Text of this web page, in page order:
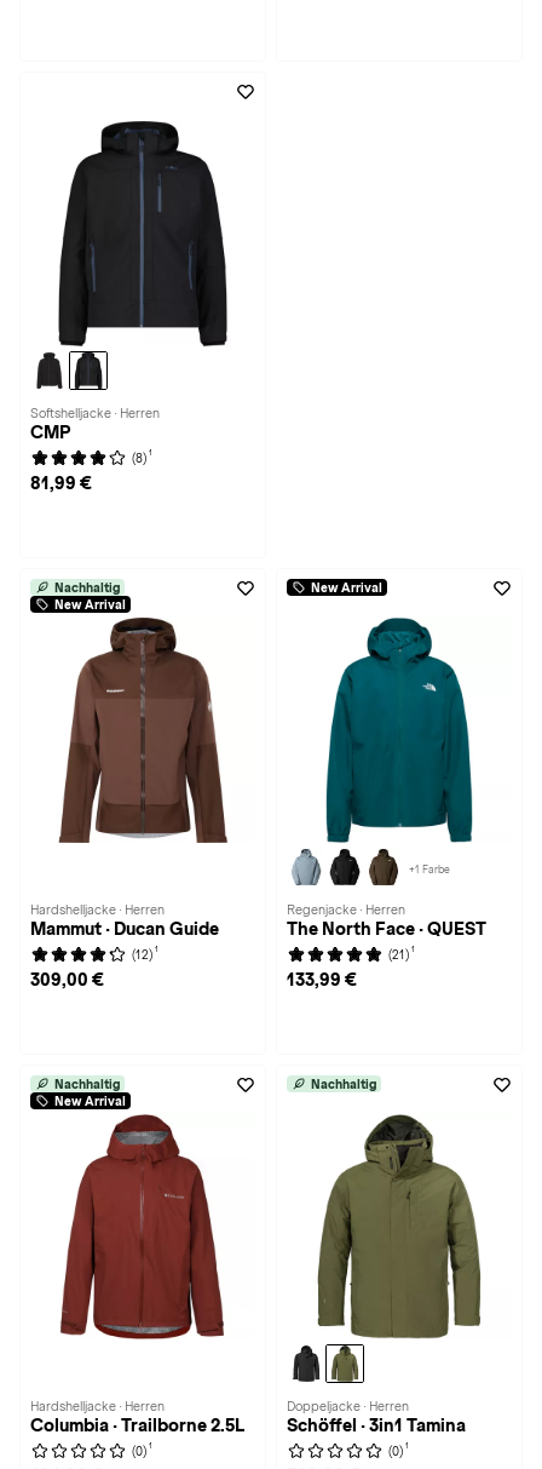
Softshelljacke · Herren
CMP
(8) 1
81,99 €
Nachhaltig
New Arrival
Hardshelljacke · Herren
Mammut · Ducan Guide
(12) 1
309,00 €
New Arrival
+1 Farbe
Regenjacke · Herren
The North Face · QUEST
(21) 1
133,99 €
Nachhaltig
New Arrival
Hardshelljacke · Herren
Columbia · Trailborne 2.5L
(0) 1
Nachhaltig
Doppeljacke · Herren
Schöffel · 3in1 Tamina
(0) 1